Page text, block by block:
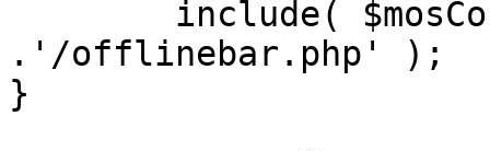
.'/offlinebar.php' );
}